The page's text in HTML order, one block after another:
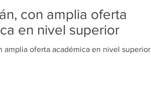
con amplia oferta
en nivel superior
amplia oferta académica en nivel superior